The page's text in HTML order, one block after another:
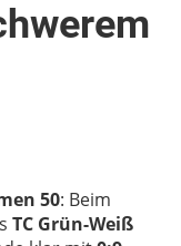
50: Beim
TC Grün-Weiß